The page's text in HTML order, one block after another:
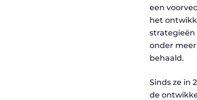
een
het
strategieën
onder
behaald.
Sinds ze in
de